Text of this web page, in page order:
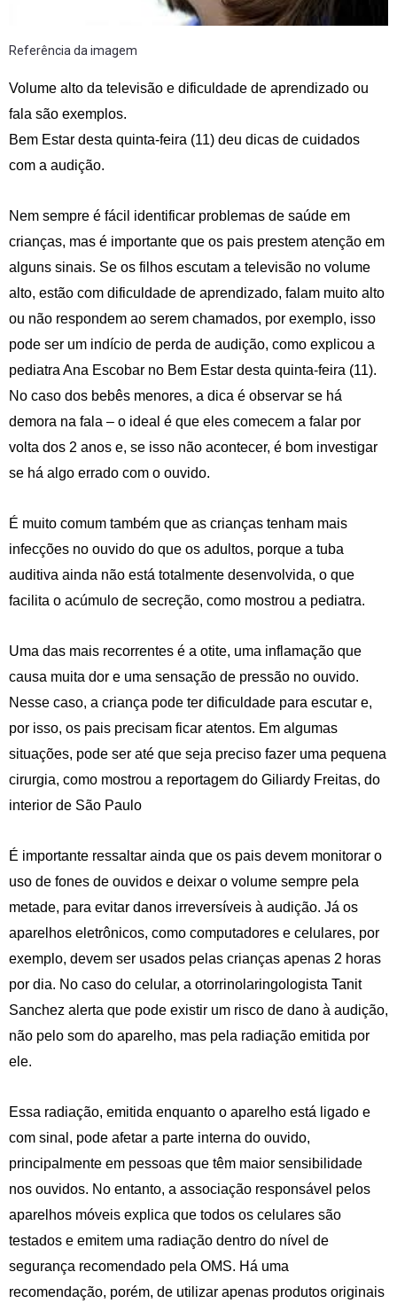
Referência da imagem
Volume alto da televisão e dificuldade de aprendizado ou
fala são exemplos.
Bem Estar desta quinta-feira (11) deu dicas de cuidados
com a audição.
Nem sempre é fácil identificar problemas de saúde em
crianças, mas é importante que os pais prestem atenção em
alguns sinais. Se os filhos escutam a televisão no volume
alto, estão com dificuldade de aprendizado, falam muito alto
ou não respondem ao serem chamados, por exemplo, isso
pode ser um indício de perda de audição, como explicou a
pediatra Ana Escobar no Bem Estar desta quinta-feira (11).
No caso dos bebês menores, a dica é observar se há
demora na fala – o ideal é que eles comecem a falar por
volta dos 2 anos e, se isso não acontecer, é bom investigar
se há algo errado com o ouvido.
É muito comum também que as crianças tenham mais
infecções no ouvido do que os adultos, porque a tuba
auditiva ainda não está totalmente desenvolvida, o que
facilita o acúmulo de secreção, como mostrou a pediatra.
Uma das mais recorrentes é a otite, uma inflamação que
causa muita dor e uma sensação de pressão no ouvido.
Nesse caso, a criança pode ter dificuldade para escutar e,
por isso, os pais precisam ficar atentos. Em algumas
situações, pode ser até que seja preciso fazer uma pequena
cirurgia, como mostrou a reportagem do Giliardy Freitas, do
interior de São Paulo
É importante ressaltar ainda que os pais devem monitorar o
uso de fones de ouvidos e deixar o volume sempre pela
metade, para evitar danos irreversíveis à audição. Já os
aparelhos eletrônicos, como computadores e celulares, por
exemplo, devem ser usados pelas crianças apenas 2 horas
por dia. No caso do celular, a otorrinolaringologista Tanit
Sanchez alerta que pode existir um risco de dano à audição,
não pelo som do aparelho, mas pela radiação emitida por
ele.
Essa radiação, emitida enquanto o aparelho está ligado e
com sinal, pode afetar a parte interna do ouvido,
principalmente em pessoas que têm maior sensibilidade
nos ouvidos. No entanto, a associação responsável pelos
aparelhos móveis explica que todos os celulares são
testados e emitem uma radiação dentro do nível de
segurança recomendado pela OMS. Há uma
recomendação, porém, de utilizar apenas produtos originais